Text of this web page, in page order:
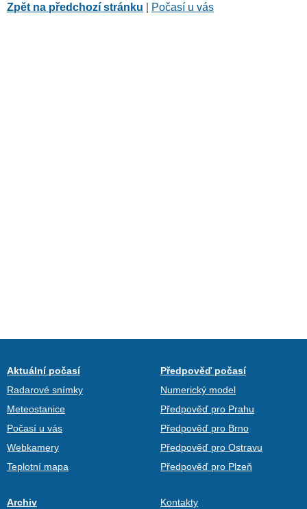
Zpět na předchozí stránku Počasí u vás
Aktuální počasí
Radarové snímky
Meteostanice
Počasí u vás
Webkamery
Teplotní mapa
Předpověď počasí
Numerický model
Předpověď pro Prahu
Předpověď pro Brno
Předpověď pro Ostravu
Předpověď pro Plzeň
Archiv Kontakty